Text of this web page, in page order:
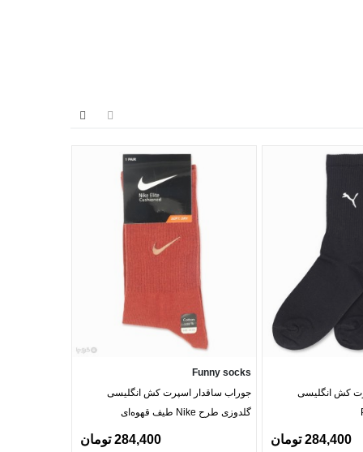
کش انگلیسی
284,400 تومان
Funny socks
جوراب ساقدار اسپرت کش انگلیسی
گلدوزی طرح Nike طیف قهوه‌ای
284,400 تومان